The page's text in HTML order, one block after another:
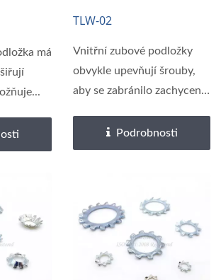
má
TLW-02
Vnitřní zubové podložky
obvykle upevňují šrouby,
aby se zabránilo zachycení
Podrobnosti